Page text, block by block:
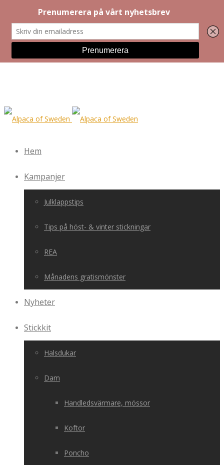
Hem
Kampanjer
Julklappstips
Tips på höst- & vinter stickningar
REA
Månadens gratismönster
Nyheter
Stickkit
Halsdukar
Dam
Handledsvärmare, mössor
Koftor
Poncho